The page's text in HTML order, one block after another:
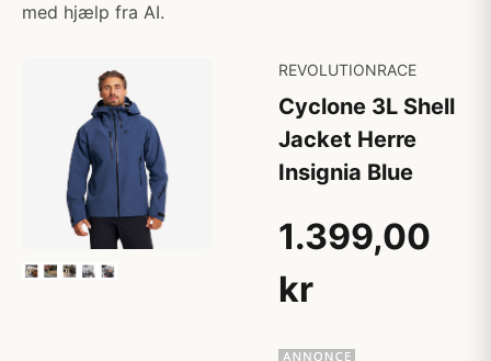
med hjælp fra AI.
REVOLUTIONRACE
Cyclone 3L Shell
Jacket Herre
Insignia Blue
1.399,00
kr